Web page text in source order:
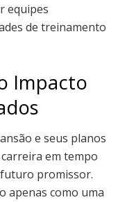
equipes
de treinamento
Impacto
e seus planos
em tempo
promissor.
apenas como uma